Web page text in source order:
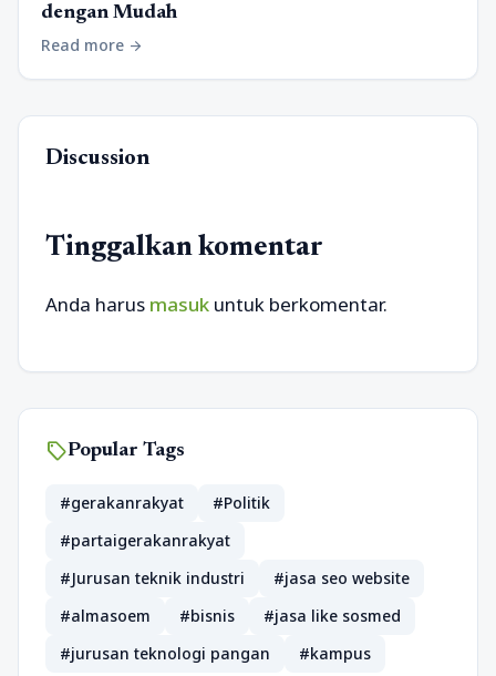
dengan Mudah
Read more arrow_forward
Discussion
Tinggalkan komentar
Anda harus masuk untuk berkomentar.
sellPopular Tags
#gerakanrakyat
#Politik
#partaigerakanrakyat
#Jurusan teknik industri
#jasa seo website
#almasoem
#bisnis
#jasa like sosmed
#jurusan teknologi pangan
#kampus